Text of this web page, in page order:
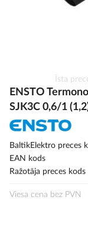
uz
galerijas
Īsta
ENSTO
SJK3C 0,6/1
BaltikElektro preces
EAN kods
Ražotāja preces kods
Viesa cena bez PVN